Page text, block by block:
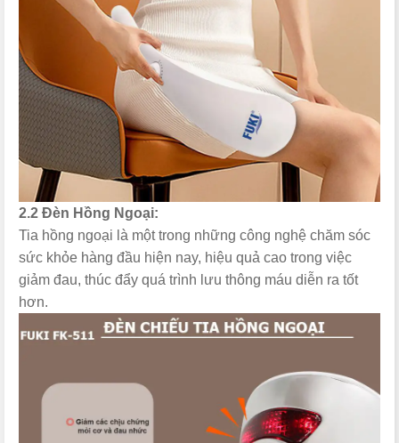
2.2 Đèn Hồng Ngoại:
Tia hồng ngoại là một trong những công nghệ chăm sóc
sức khỏe hàng đầu hiện nay, hiệu quả cao trong việc
giảm đau, thúc đẩy quá trình lưu thông máu diễn ra tốt
hơn.